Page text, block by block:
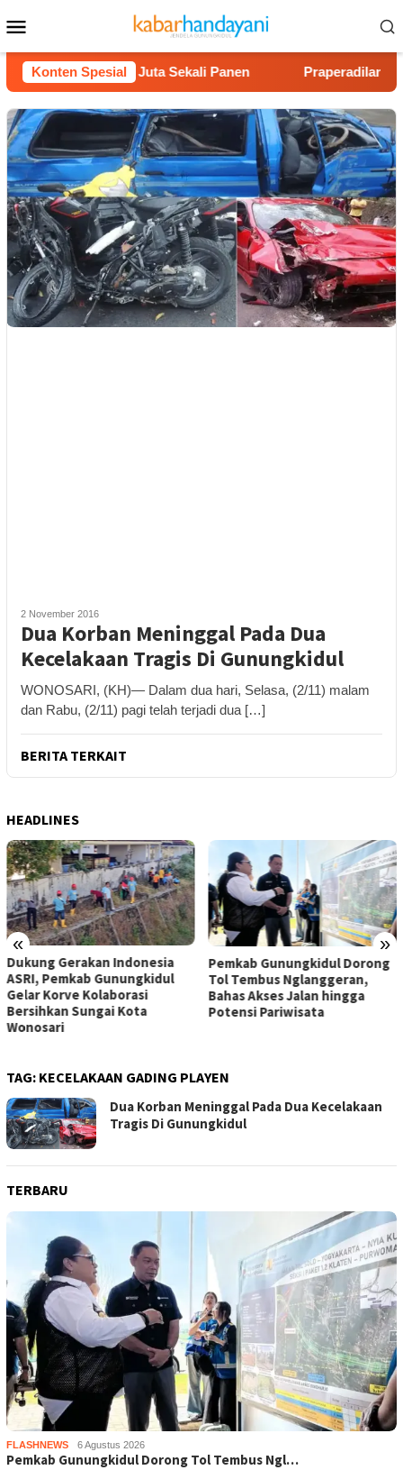
ke
kontenMobile
Konten Spesial
Rp40 Juta Sekali Panen Praperadilan Raudi
2 November 2016
Dua Korban Meninggal Pada Dua
Kecelakaan Tragis Di Gunungkidul
WONOSARI, (KH)— Dalam dua hari, Selasa, (2/11) malam
dan Rabu, (2/11) pagi telah terjadi dua […]
BERITA TERKAIT
HEADLINES
« »
Dukung Gerakan Indonesia
ASRI, Pemkab Gunungkidul
Gelar Korve Kolaborasi
Bersihkan Sungai Kota
Wonosari
Pemkab Gunungkidul Dorong
Tol Tembus Nglanggeran,
Bahas Akses Jalan hingga
Potensi Pariwisata
TAG: KECELAKAAN GADING PLAYEN
Dua Korban Meninggal Pada Dua Kecelakaan
Tragis Di Gunungkidul
TERBARU
FLASHNEWS 6 Agustus 2026
Pemkab Gunungkidul Dorong Tol Tembus Ngl…